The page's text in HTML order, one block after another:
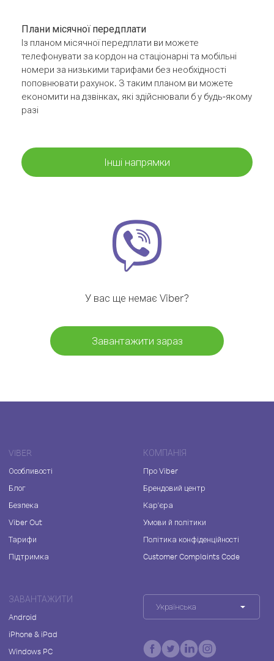
Плани місячної передплати
Із планом місячної передплати ви можете
телефонувати за кордон на стаціонарні та мобільні
номери за низькими тарифами без необхідності
поповнювати рахунок. З таким планом ви можете
економити на дзвінках, які здійснювали б у будь-якому
разі
Інші напрямки
У вас ще немає Viber?
Завантажити зараз
VIBER
Особливості
Блог
Безпека
Viber Out
Тарифи
Підтримка
КОМПАНІЯ
Про Viber
Брендовий центр
Кар'єра
Умови й політики
Політика конфіденційності
Customer Complaints Code
ЗАВАНТАЖИТИ
Android
iPhone & iPad
Windows PC
Українська